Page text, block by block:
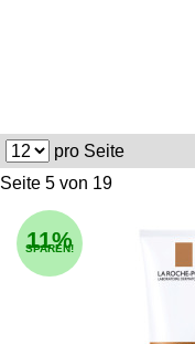
pro Seite
Seite 5 von 19
11%
SPAREN!